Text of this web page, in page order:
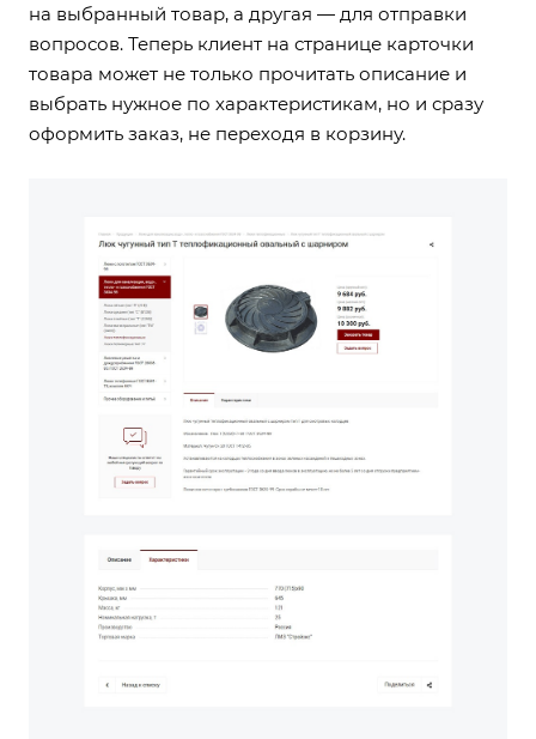
на выбранный товар, а другая — для отправки
вопросов. Теперь клиент на странице карточки
товара может не только прочитать описание и
выбрать нужное по характеристикам, но и сразу
оформить заказ, не переходя в корзину.